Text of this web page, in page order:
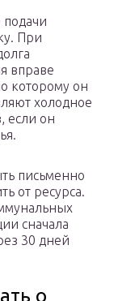
При
вправе
которому он
холодное
если он
письменно
от ресурса.
сначала
30 дней
о